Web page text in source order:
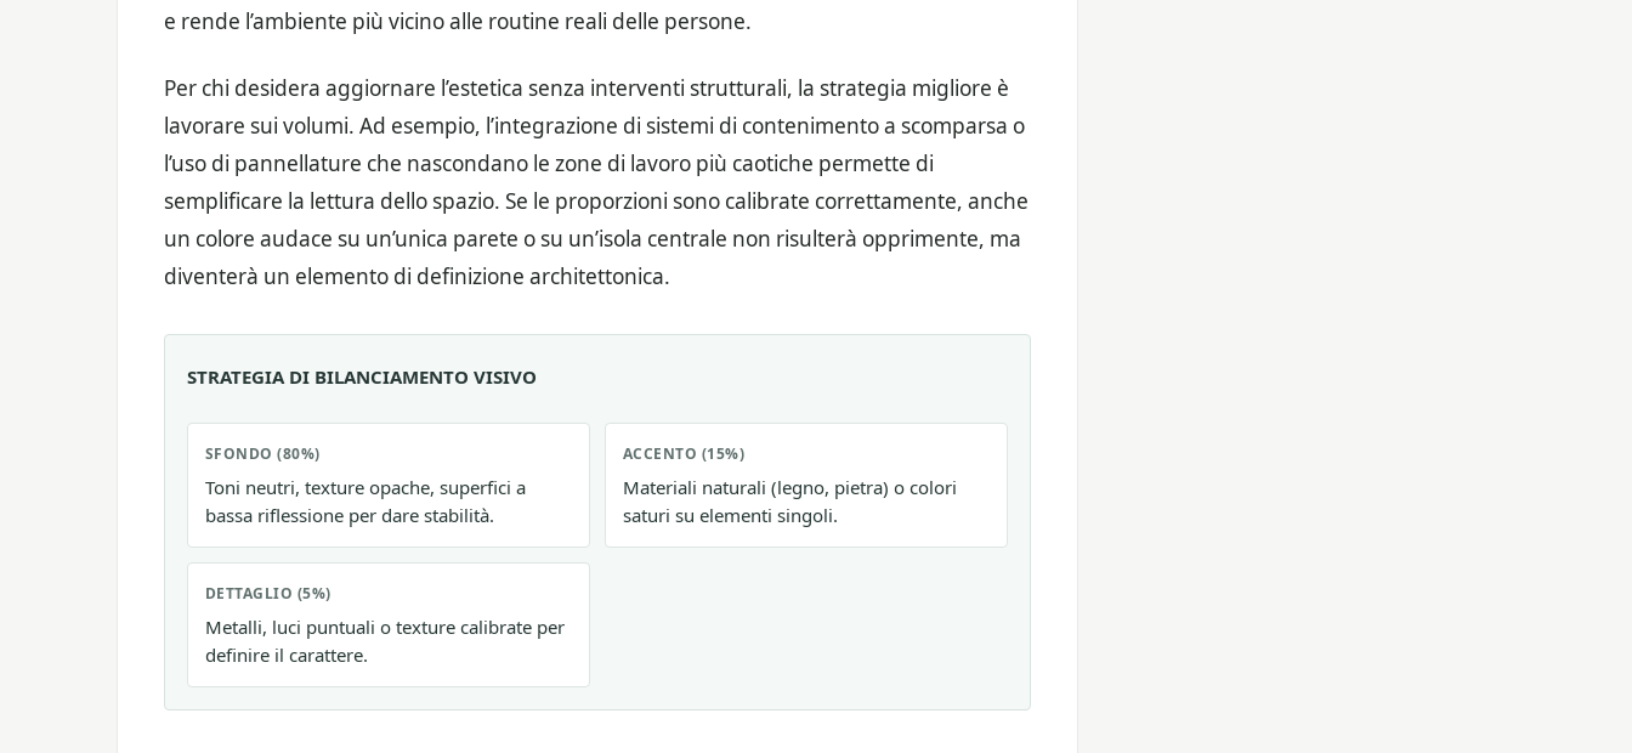
e rende l’ambiente più vicino alle routine reali delle persone.
Per chi desidera aggiornare l’estetica senza interventi strutturali, la strategia migliore è
lavorare sui volumi. Ad esempio, l’integrazione di sistemi di contenimento a scomparsa o
l’uso di pannellature che nascondano le zone di lavoro più caotiche permette di
semplificare la lettura dello spazio. Se le proporzioni sono calibrate correttamente, anche
un colore audace su un’unica parete o su un’isola centrale non risulterà opprimente, ma
diventerà un elemento di definizione architettonica.
STRATEGIA DI BILANCIAMENTO VISIVO
SFONDO (80%)
Toni neutri, texture opache, superfici a
bassa riflessione per dare stabilità.
ACCENTO (15%)
Materiali naturali (legno, pietra) o colori
saturi su elementi singoli.
DETTAGLIO (5%)
Metalli, luci puntuali o texture calibrate per
definire il carattere.